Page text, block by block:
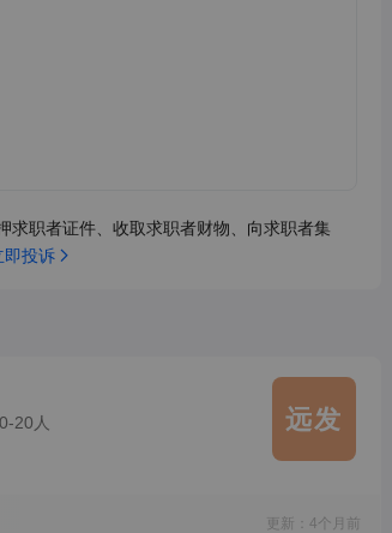
求职者证件、收取求职者财物、向求职者集
即投诉
0-20人 远发
更新：4个月前